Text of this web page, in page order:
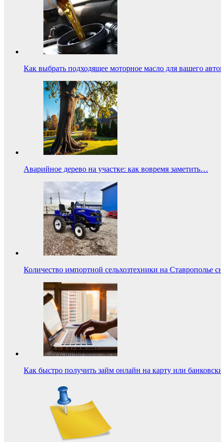
Как выбрать подходящее моторное масло для вашего
Аварийное дерево на участке: как вовремя заметить…
Количество импортной сельхозтехники на Ставрополье
Как быстро получить займ онлайн на карту или